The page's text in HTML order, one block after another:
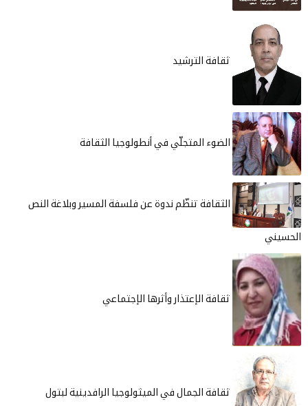
ثقافة الترشيد
الضوء المتجلّي في أنطولوجيا الثقافة
الثقافة تنظّم ندوة عن فلسفة المسير وبلاغة النص
الحسيني
ثقافة الإعتذار وأثرها الإجتماعي
ثقافة الجمال في الميثولوجيا الرافدينية لبتول